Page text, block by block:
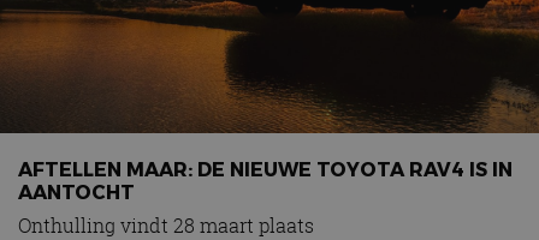
Automerken
Adverteren
AFTELLEN MAAR: DE NIEUWE TOYOTA RAV4 IS IN
AANTOCHT
Onthulling vindt 28 maart plaats